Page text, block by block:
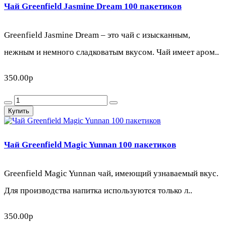
Чай Greenfield Jasmine Dream 100 пакетиков
Greenfield Jasmine Dream – это чай с изысканным,
нежным и немного сладковатым вкусом. Чай имеет аром..
350.00р
Купить
Чай Greenfield Magic Yunnan 100 пакетиков
Greenfield Magic Yunnan чай, имеющий узнаваемый вкус.
Для производства напитка используются только л..
350.00р